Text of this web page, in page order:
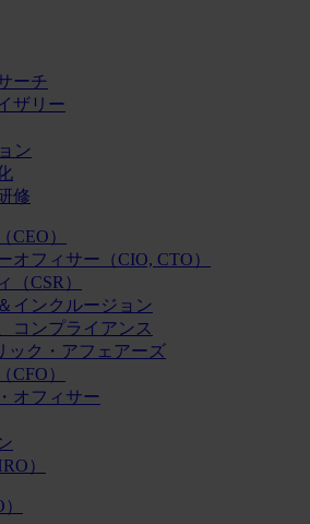
ーチ
ザリー
ン
修
CEO）
オフィサー（CIO, CTO）
（CSR）
インクルージョン
コンプライアンス
ック・アフェアーズ
CFO）
オフィサー
）